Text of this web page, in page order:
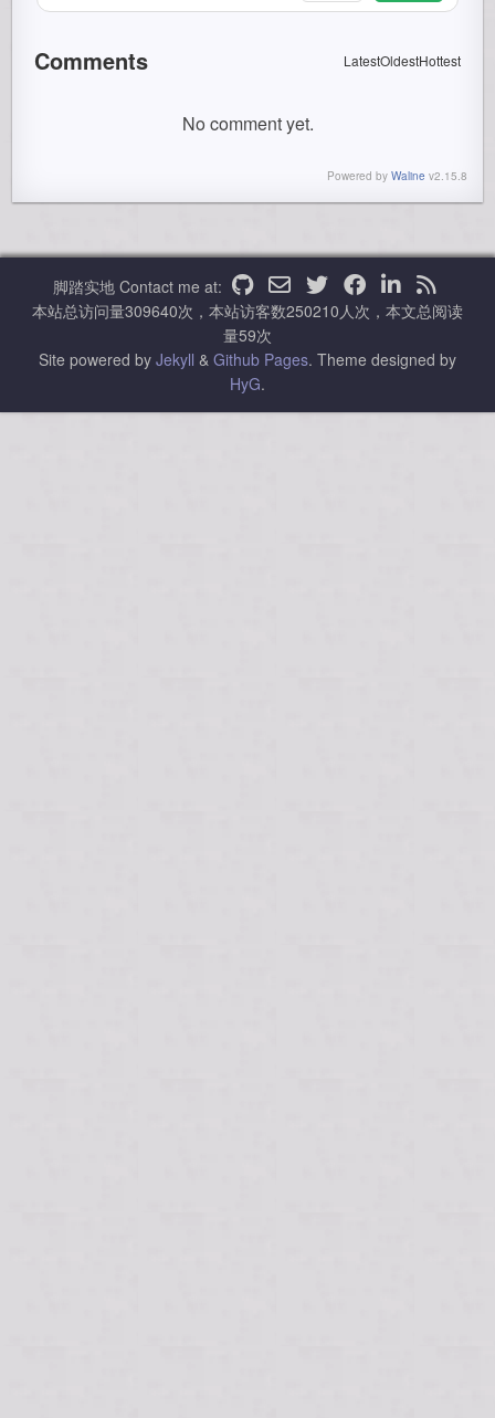
Comments LatestOldestHottest
No comment yet.
Powered by Waline v2.15.8
脚踏实地 Contact me at:
本站总访问量309640次，本站访客数250210人次，本文总阅读
量59次
Site powered by Jekyll & Github Pages. Theme designed by
HyG.